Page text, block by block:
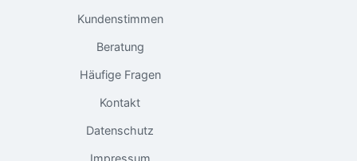
Kundenstimmen
Beratung
Häufige Fragen
Kontakt
Datenschutz
Impressum